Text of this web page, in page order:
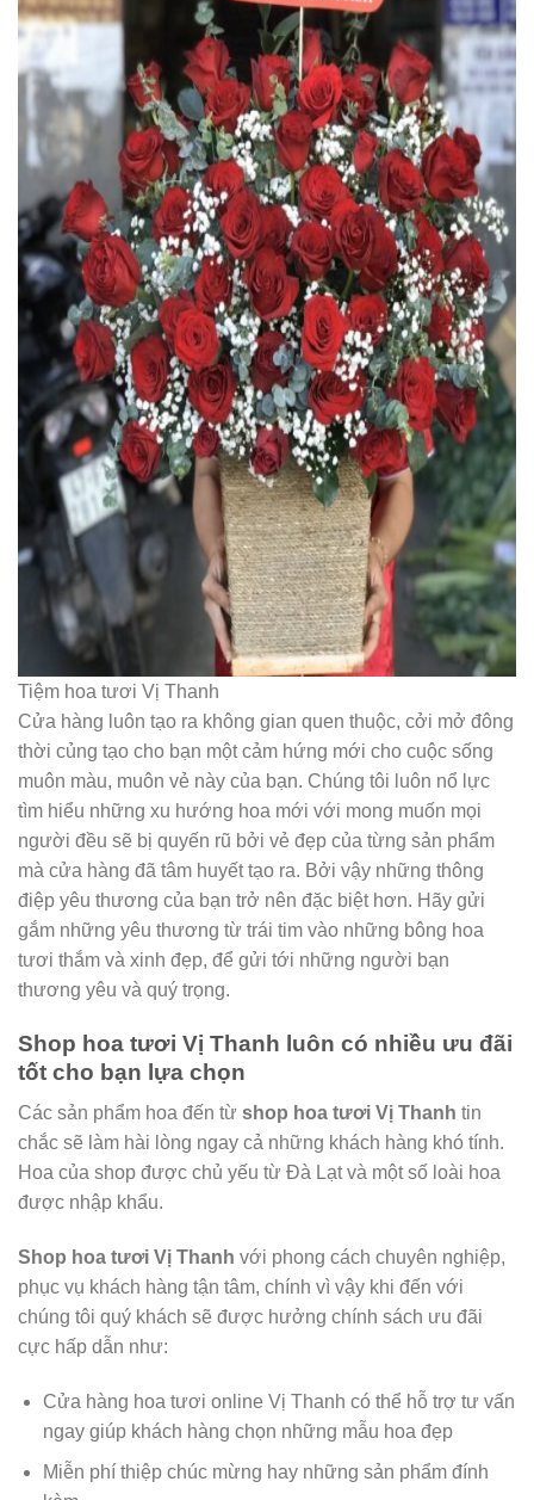
Tiệm hoa tươi Vị Thanh
Cửa hàng luôn tạo ra không gian quen thuộc, cởi mở đông
thời củng tạo cho bạn một cảm hứng mới cho cuộc sống
muôn màu, muôn vẻ này của bạn. Chúng tôi luôn nổ lực
tìm hiểu những xu hướng hoa mới với mong muốn mọi
người đều sẽ bị quyến rũ bởi vẻ đẹp của từng sản phẩm
mà cửa hàng đã tâm huyết tạo ra. Bởi vậy những thông
điệp yêu thương của bạn trở nên đặc biệt hơn. Hãy gửi
gắm những yêu thương từ trái tim vào những bông hoa
tươi thắm và xinh đẹp, để gửi tới những người bạn
thương yêu và quý trọng.
Shop hoa tươi Vị Thanh luôn có nhiều ưu đãi
tốt cho bạn lựa chọn
Các sản phẩm hoa đến từ shop hoa tươi Vị Thanh tin
chắc sẽ làm hài lòng ngay cả những khách hàng khó tính.
Hoa của shop được chủ yếu từ Đà Lạt và một số loài hoa
được nhập khẩu.
Shop hoa tươi Vị Thanh với phong cách chuyên nghiệp,
phục vụ khách hàng tận tâm, chính vì vậy khi đến với
chúng tôi quý khách sẽ được hưởng chính sách ưu đãi
cực hấp dẫn như:
Cửa hàng hoa tươi online Vị Thanh có thể hỗ trợ tư vấn
ngay giúp khách hàng chọn những mẫu hoa đẹp
Miễn phí thiệp chúc mừng hay những sản phẩm đính